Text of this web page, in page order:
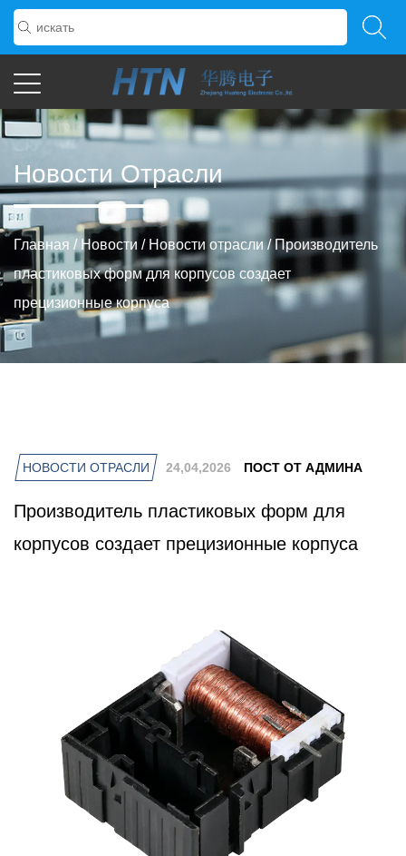
Новости Отрасли
Главная / Новости / Новости отрасли /Производитель
пластиковых форм для корпусов создает
прецизионные корпуса
НОВОСТИ ОТРАСЛИ 24,04,2026 ПОСТ ОТ АДМИНА
Производитель пластиковых форм для
корпусов создает прецизионные корпуса